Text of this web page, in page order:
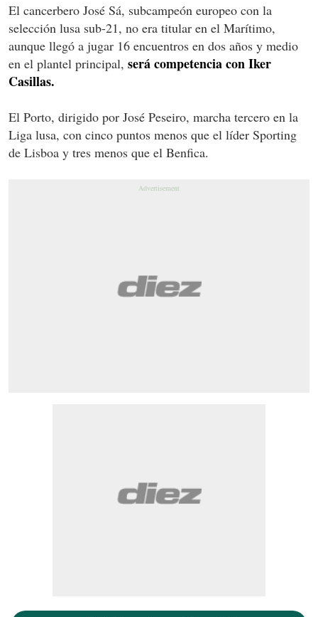
El cancerbero José Sá, subcampeón europeo con la
selección lusa sub-21, no era titular en el Marítimo,
aunque llegó a jugar 16 encuentros en dos años y medio
en el plantel principal, será competencia con Iker
Casillas.
El Porto, dirigido por José Peseiro, marcha tercero en la
Liga lusa, con cinco puntos menos que el líder Sporting
de Lisboa y tres menos que el Benfica.